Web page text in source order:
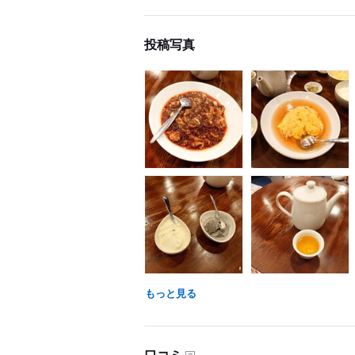
投稿写真
もっと見る